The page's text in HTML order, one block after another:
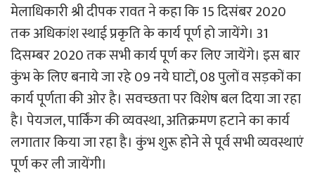
मेलाधिकारी श्री दीपक रावत ने कहा कि 15 दिसंबर 2020
तक अधिकांश स्थाई प्रकृति के कार्य पूर्ण हो जायेंगे। 31
दिसम्बर 2020 तक सभी कार्य पूर्ण कर लिए जायेंगे। इस बार
कुंभ के लिए बनाये जा रहे 09 नये घाटों, 08 पुलों व सड़कों का
कार्य पूर्णता की ओर है। सवच्छता पर विशेष बल दिया जा रहा
है। पेयजल, पार्किंग की व्यवस्था, अतिक्रमण हटाने का कार्य
लगातार किया जा रहा है। कुंभ शुरू होने से पूर्व सभी व्यवस्थाएं
पूर्ण कर ली जायेंगी।